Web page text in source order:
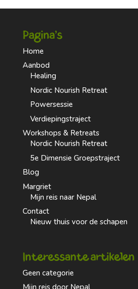
Pagina’s
Home
Aanbod
Healing
Nordic Nourish Retreat
Powersessie
Verdiepingstraject
Workshops & Retreats
Nordic Nourish Retreat
5e Dimensie Groepstraject
Blog
Margriet
Mijn reis naar Nepal
Contact
Nieuw thuis voor de schapen
Interessante artikelen
Geen categorie